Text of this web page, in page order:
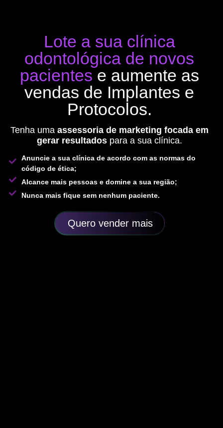
Lote a sua clínica
odontológica de novos
pacientes e aumente as
vendas de Implantes e
Protocolos.
Tenha uma assessoria de marketing focada em
gerar resultadospara a sua clínica.
Anuncie a sua clínica de acordo com as normas do
código de ética;
Alcance mais pessoas e domine a sua região;
Nunca mais fique sem nenhum paciente.
Quero vender mais